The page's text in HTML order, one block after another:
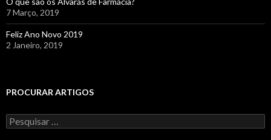
7 Março, 2019
Feliz Ano Novo 2019
2 Janeiro, 2019
PROCURAR ARTIGOS
Pesquisar
por: